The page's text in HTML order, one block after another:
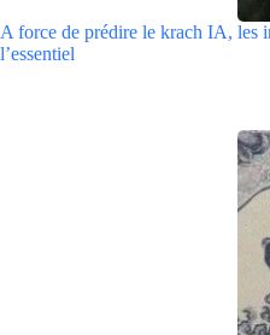
A force de prédire le krach IA, les
l’essentiel